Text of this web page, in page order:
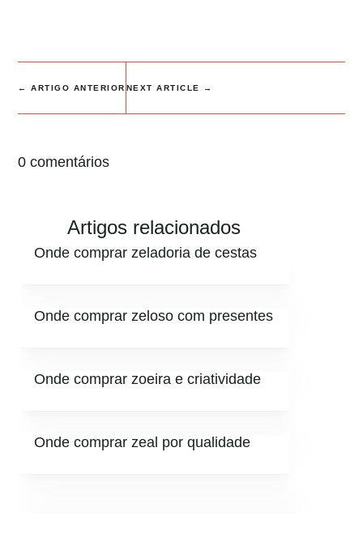
←ARTIGO ANTERIOR NEXT ARTICLE →
0 comentários
Artigos relacionados
Onde comprar zeladoria de cestas
Onde comprar zeloso com presentes
Onde comprar zoeira e criatividade
Onde comprar zeal por qualidade